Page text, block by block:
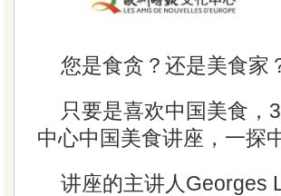
您是食贪？还是美食家
只要是喜欢中国美食，
中心中国美食讲座，一探
讲座的主讲人Georges